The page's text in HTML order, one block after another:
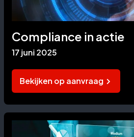
Compliance in actie
17 juni 2025
Bekijken op aanvraag